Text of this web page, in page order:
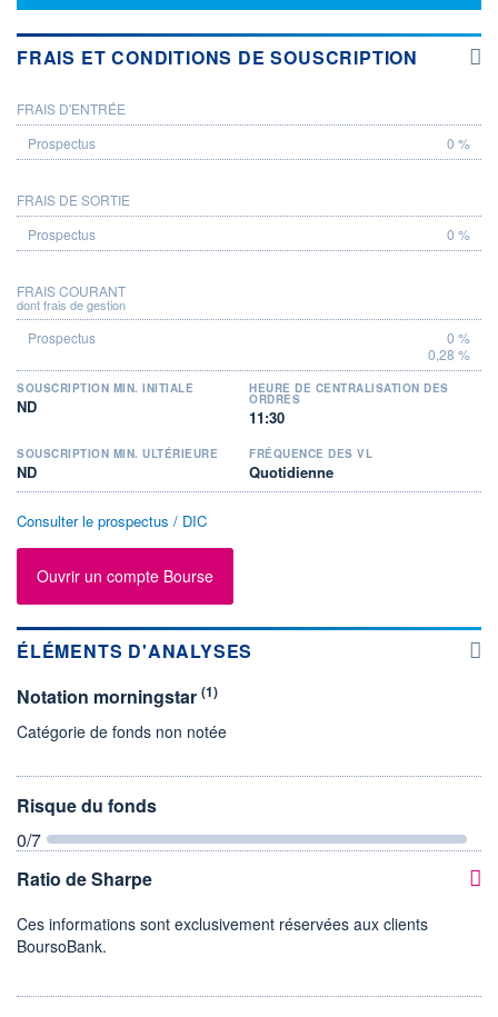
FRAIS ET CONDITIONS DE SOUSCRIPTION
PROSPECTUS
FRAIS D'ENTRÉE
0 %
FRAIS DE SORTIE
0 %
FRAIS COURANT
dont frais de gestion
0 %
0,28 %
SOUSCRIPTION MIN. INITIALE
ND
HEURE DE CENTRALISATION DES
ORDRES
11:30
SOUSCRIPTION MIN. ULTÉRIEURE
ND
FRÉQUENCE DES VL
Quotidienne
Consulter le prospectus / DIC
Ouvrir un compte Bourse
ÉLÉMENTS D'ANALYSES
Notation morningstar (1)
Catégorie de fonds non notée
Risque du fonds
0/7
Ratio de Sharpe
Ces informations sont exclusivement réservées aux clients
BoursoBank.